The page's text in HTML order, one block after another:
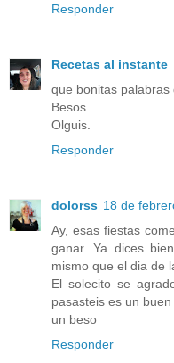
Responder
Recetas al instante
que bonitas palabras
Besos
Olguis.
Responder
dolorss 18 de
Ay, esas fiestas
ganar. Ya dices
mismo que el dia de
El solecito se
pasasteis es un
un beso
Responder